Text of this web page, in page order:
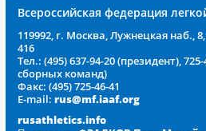
Всероссийская федерация
119992, г. Москва, Лужнецкая наб., 8,
416
Тел.: (495) 637-94-20 (президент),
сборных команд)
Факс: (495) 725-46-41
E-mail: rus@mf.iaaf.org
rusathletics.info